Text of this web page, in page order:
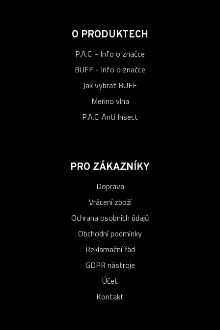
O PRODUKTECH
P.A.C. - Info o značce
BUFF - Info o značce
Jak vybrat BUFF
Merino vlna
P.A.C. Anti Insect
PRO ZÁKAZNÍKY
Doprava
Vrácení zboží
Ochrana osobních údajů
Obchodní podmínky
Reklamační řád
GDPR nástroje
Účet
Kontakt